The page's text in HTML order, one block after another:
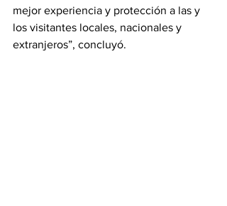
mejor experiencia y protección a las y
los visitantes locales, nacionales y
extranjeros”, concluyó.